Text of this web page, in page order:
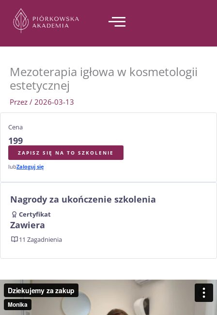
Przejdź
treści
Mezoterapia igłowa w kosmetologii
estetycznej
Przez / 2026-03-13
Cena
199
ZAPISZ SIĘ NA TO SZKOLENIE
lubZaloguj się
Nagrody za ukończenie szkolenia
Certyfikat
Zawiera
11 Zagadnienia